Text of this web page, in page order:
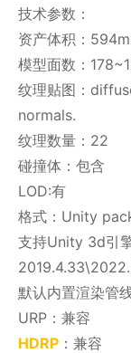
技术参数：
资产体积：
模型面数：
纹理贴图：
normals.
纹理数量：22
碰撞体：包含
LOD:有
格式：Unity
支持Unity 3d引
默认内置渲染管
URP：兼容
HDRP ：兼容